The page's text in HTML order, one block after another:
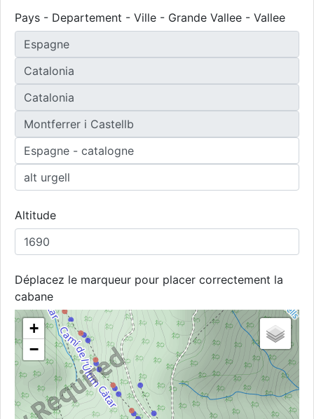
Pays - Departement - Ville - Grande Vallee - Vallee
Altitude
Déplacez le marqueur pour placer correctement la
cabane
+
−